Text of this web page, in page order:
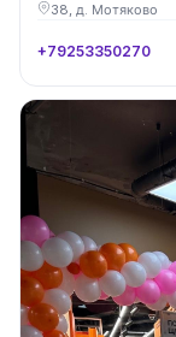
38, д. Мотяково
+79253350270